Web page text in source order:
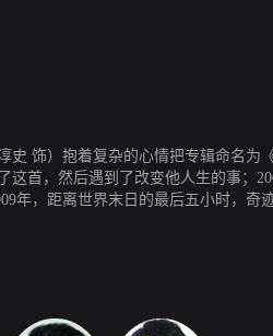
饰）抱着复杂的心情把专辑命名为
首，然后遇到了改变他人生的事；
年，距离世界末日的最后五小时，奇